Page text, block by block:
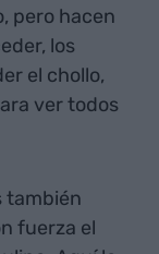
pero hacen
los
el chollo,
ver todos
también
fuerza el